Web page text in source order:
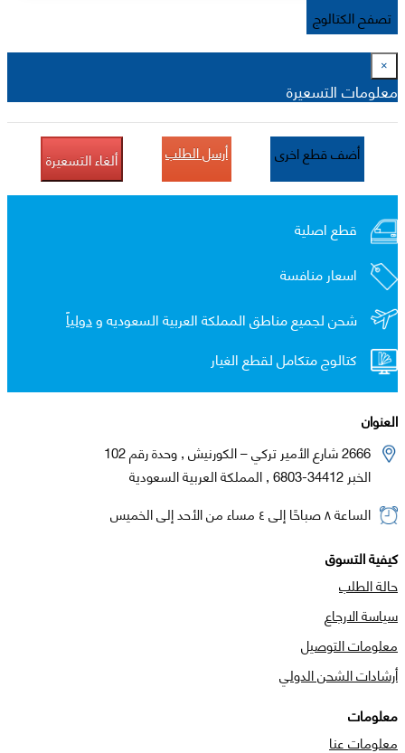
تصفح الكتالوج
×
معلومات التسعيرة
أضف قطع اخرى أرسل الطلب ألغاء التسعيرة
قطع اصلية
اسعار منافسة
شحن لجميع مناطق المملكة العربية السعوديه ودولياً
كتالوج متكامل لقطع الغيار
العنوان
2666 شارع الأمير تركي – الكورنيش , وحدة رقم 102
الخبر 34412-6803 , المملكة العربية السعودية
الساعة ٨ صباحًا إلى ٤ مساء من الأحد إلى الخميس
كيفية التسوق
حالة الطلب
سياسة الارجاع
معلومات التوصيل
أرشادات الشحن الدولي
معلومات
معلومات عنا